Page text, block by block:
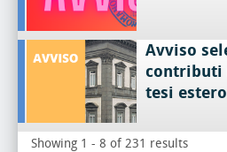
Avviso
contributi
tesi estero
Showing 1 - 8 of 231 results